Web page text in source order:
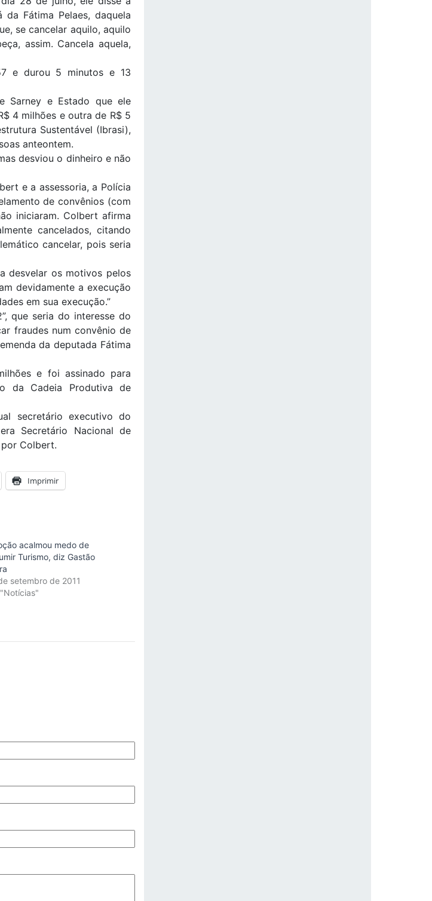
Fátima Pelaes, daquela
se cancelar aquilo, aquilo
assim. Cancela aquela,
e durou 5 minutos e 13
Sarney e Estado que ele
4 milhões e outra de R$ 5
Sustentável (Ibrasi),
anteontem.
desviou o dinheiro e não
e a assessoria, a Polícia
de convênios (com
iniciaram. Colbert afirma
cancelados, citando
cancelar, pois seria
desvelar os motivos pelos
devidamente a execução
em sua execução.”
que seria do interesse do
fraudes num convênio de
da deputada Fátima
e foi assinado para
da Cadeia Produtiva de
secretário executivo do
Secretário Nacional de
Colbert.
Imprimir
acalmou medo de
Turismo, diz Gastão
setembro de 2011